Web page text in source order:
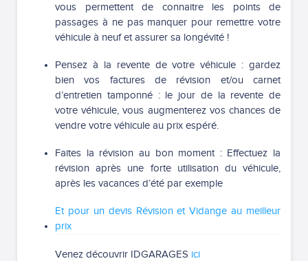
vous permettent de connaitre les points de
passages à ne pas manquer pour remettre votre
véhicule à neuf et assurer sa longévité !
Pensez à la revente de votre véhicule : gardez
bien vos factures de révision et/ou carnet
d’entretien tamponné : le jour de la revente de
votre véhicule, vous augmenterez vos chances de
vendre votre véhicule au prix espéré.
Faites la révision au bon moment : Effectuez la
révision après une forte utilisation du véhicule,
après les vacances d’été par exemple
Et pour un devis Révision et Vidange au meilleur
prix
Venez découvrir IDGARAGES ici